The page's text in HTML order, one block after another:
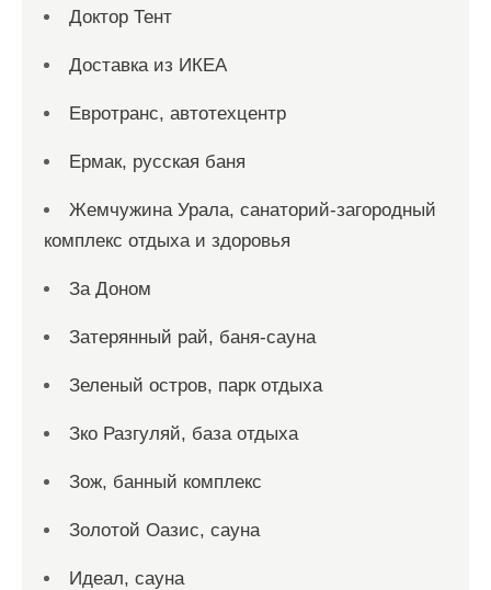
Доктор Тент
Доставка из ИКЕА
Евротранс, автотехцентр
Ермак, русская баня
Жемчужина Урала, санаторий-загородный
комплекс отдыха и здоровья
За Доном
Затерянный рай, баня-сауна
Зеленый остров, парк отдыха
Зко Разгуляй, база отдыха
Зож, банный комплекс
Золотой Оазис, сауна
Идеал, сауна